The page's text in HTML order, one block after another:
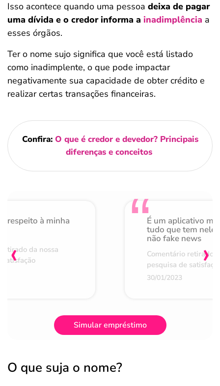
Isso acontece quando uma pessoa deixa de pagar
uma dívida e o credor informa a inadimplência a
esses órgãos.
Ter o nome sujo significa que você está listado
como inadimplente, o que pode impactar
negativamente sua capacidade de obter crédito e
realizar certas transações financeiras.
Confira: O que é credor e devedor? Principais
diferenças e conceitos
respeito à minha
da nossa
É um aplicativo
tudo que tem nele
não fake news
Comentário retirado
pesquisa de
30/01/2023
‹ ›
Simular empréstimo
O que suja o nome?